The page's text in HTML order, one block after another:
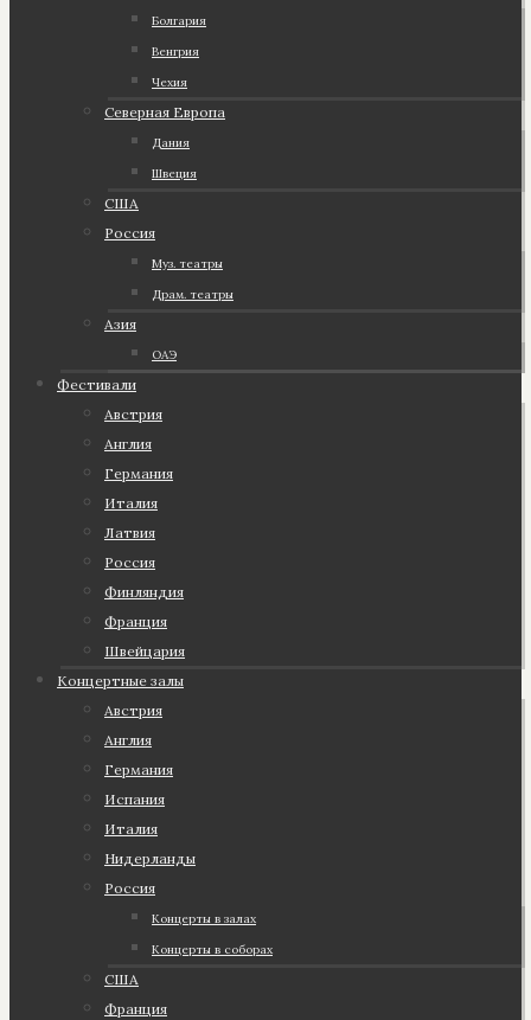
Болгария
Венгрия
Чехия
Северная Европа
Дания
Швеция
США
Россия
Муз. театры
Драм. театры
Азия
ОАЭ
Фестивали
Австрия
Англия
Германия
Италия
Латвия
Россия
Финляндия
Франция
Швейцария
Концертные залы
Австрия
Англия
Германия
Испания
Италия
Нидерланды
Россия
Концерты в залах
Концерты в соборах
США
Франция